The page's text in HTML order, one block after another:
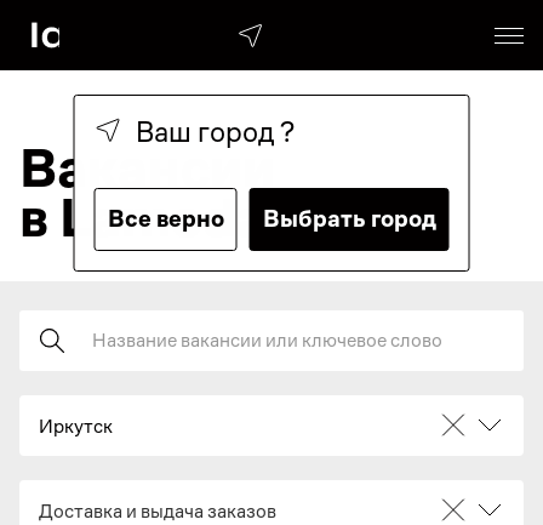
Ваш город?
Все верно Выбрать город
Вакансии
в Lamoda
Иркутск
Доставка и выдача заказов